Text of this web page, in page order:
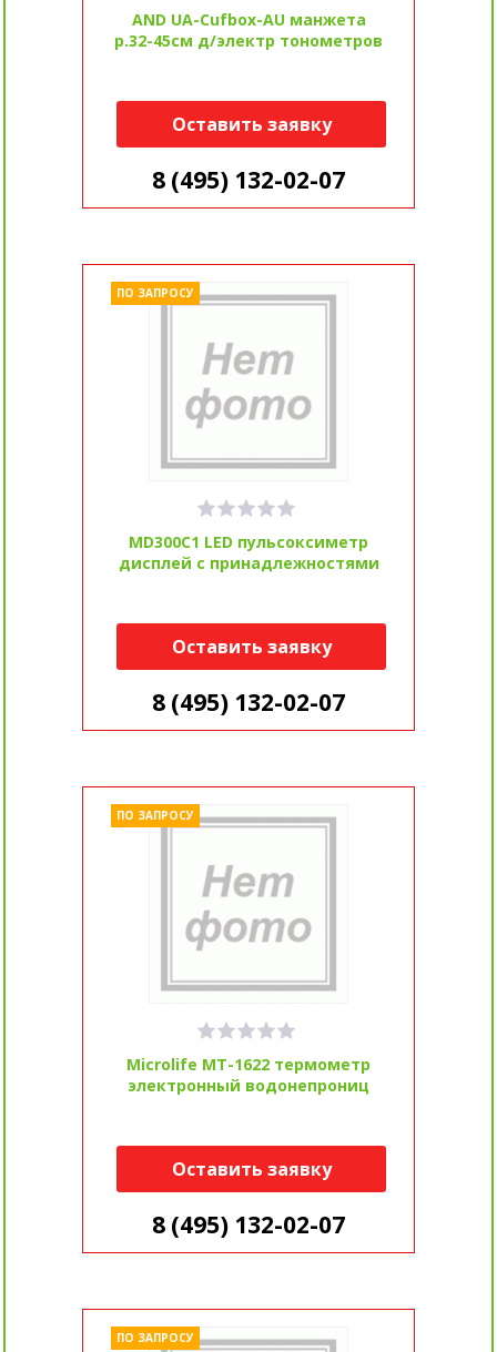
AND UA-Cufbox-AU манжета
р.32-45см д/электр тонометров
Оставить заявку
8 (495) 132-02-07
MD300C1 LED пульсоксиметр
дисплей с принадлежностями
ПО ЗАПРОСУ
Оставить заявку
8 (495) 132-02-07
Microlife MT-1622 термометр
электронный водонепрониц
ПО ЗАПРОСУ
Оставить заявку
8 (495) 132-02-07
ПО ЗАПРОСУ